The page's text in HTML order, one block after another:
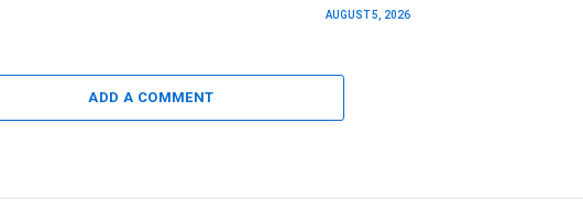
AUGUST 5, 2026
ADD A COMMENT